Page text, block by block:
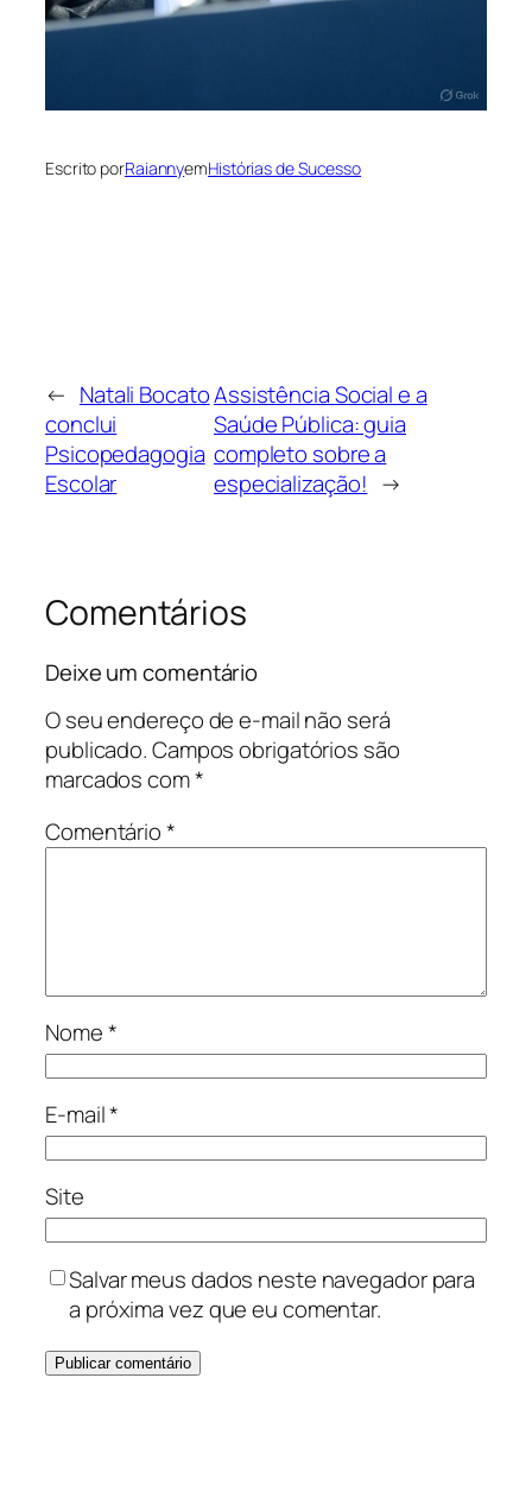
Escrito porRaiannyemHistórias de Sucesso
← Natali Bocato
conclui
Psicopedagogia
Escolar
Assistência Social e a
Saúde Pública: guia
completo sobre a
especialização! →
Comentários
Deixe um comentário
O seu endereço de e-mail não será
publicado.Campos obrigatórios são
marcados com*
Comentário*
Nome*
E-mail*
Site
Salvar meus dados neste navegador para
a próxima vez que eu comentar.